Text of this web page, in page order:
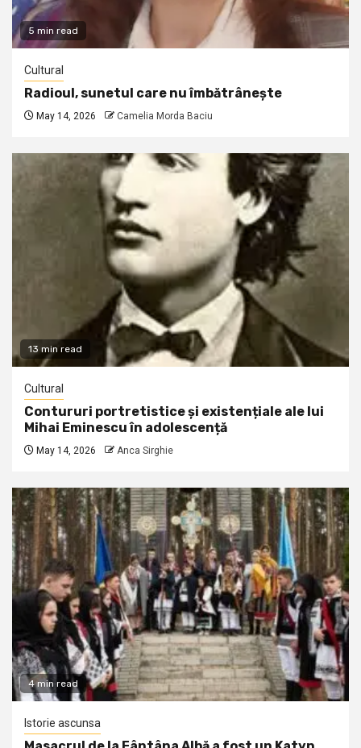
5 min read
Cultural
Radioul, sunetul care nu îmbătrânește
May 14, 2026 Camelia Morda Baciu
13 min read
Cultural
Contururi portretistice și existențiale ale lui
Mihai Eminescu în adolescență
May 14, 2026 Anca Sirghie
4 min read
Istorie ascunsa